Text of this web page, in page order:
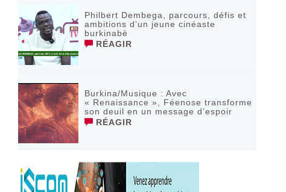
Philbert Dembega, parcours, défis et
ambitions d’un jeune cinéaste
burkinabè
RÉAGIR
Burkina/Musique : Avec
« Renaissance », Féenose transforme
son deuil en un message d’espoir
RÉAGIR